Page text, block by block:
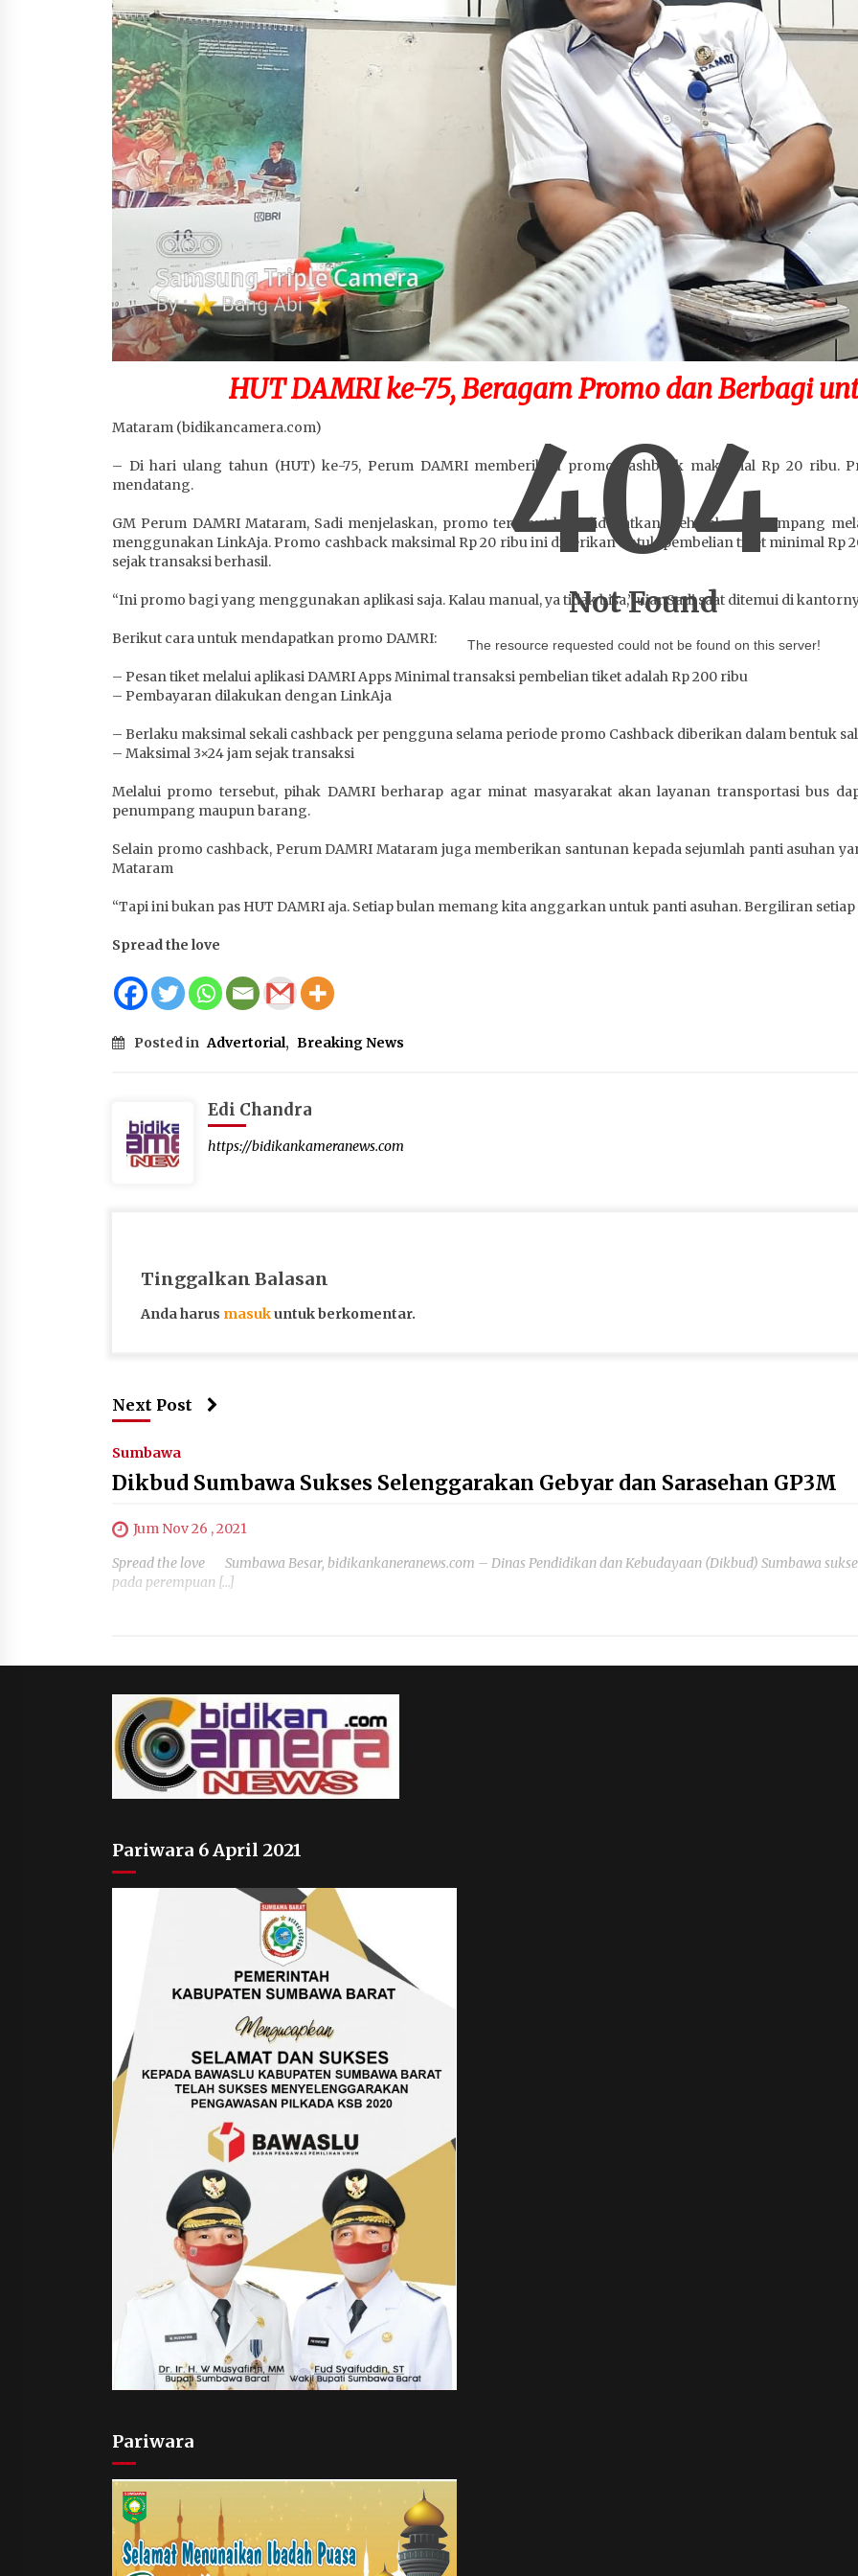
4 minggu ago
HUT DAMRI ke-75, Beragam Promo dan Berbagi
Mataram (bidikancamera.com)
– Di hari ulang tahun (HUT) ke-75, Perum DAMRI memberikan promo cashback maksimal Rp 20 ribu.
mendatang.
GM Perum DAMRI Mataram, Sadi menjelaskan, promo tersebut bisa didapatkan oleh calon penumpang
menggunakan LinkAja. Promo cashback maksimal Rp 20 ribu ini diberikan untuk pembelian tiket minimal Rp
sejak transaksi berhasil.
“Ini promo bagi yang menggunakan aplikasi saja. Kalau manual, ya tidak bisa,” ujar Sadi saat ditemui di
Berikut cara untuk mendapatkan promo DAMRI:
– Pesan tiket melalui aplikasi DAMRI Apps Minimal transaksi pembelian tiket adalah Rp 200 ribu
– Pembayaran dilakukan dengan LinkAja
– Berlaku maksimal sekali cashback per pengguna selama periode promo Cashback diberikan dalam bentuk
– Maksimal 3×24 jam sejak transaksi
Melalui promo tersebut, pihak DAMRI berharap agar minat masyarakat akan layanan transportasi bus
penumpang maupun barang.
Selain promo cashback, Perum DAMRI Mataram juga memberikan santunan kepada sejumlah panti asuhan
Mataram
“Tapi ini bukan pas HUT DAMRI aja. Setiap bulan memang kita anggarkan untuk panti asuhan. Bergiliran
Spread the love
Posted in Advertorial, Breaking News
Edi Chandra
https://bidikankameranews.com
Tinggalkan Balasan
Anda harus masukuntuk berkomentar.
Next Post
Sumbawa
Dikbud Sumbawa Sukses Selenggarakan Gebyar dan Sarasehan GP3M
Jum Nov 26 , 2021
Spread the love Sumbawa Besar, bidikankaneranews.com – Dinas Pendidikan dan Kebudayaan (Dikbud) Sumbawa
pada perempuan […]
Pariwara 6 April 2021
Pariwara
404
Not Found
The resource requested could not be found on this server!